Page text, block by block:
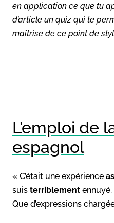
en application ce que tu
d’article un quiz qui te
maîtrise de ce point de
L’emploi de
espagnol
« C’était une expérience
suis terriblement ennuyé.
Que d’expressions